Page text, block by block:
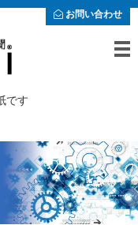
お問い合わせ
です